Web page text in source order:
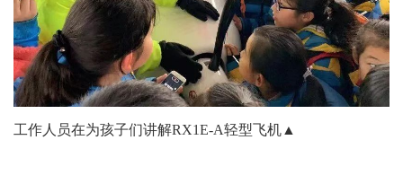
工作人员在为孩子们讲解RX1E-A轻型飞机▲